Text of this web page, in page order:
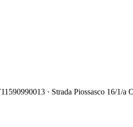
· Strada Piossasco 16/1/a